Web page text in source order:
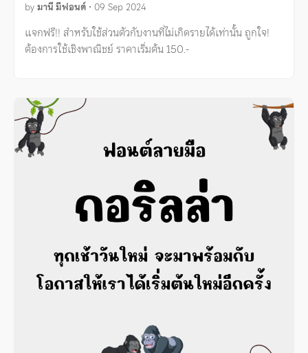
byมานี มีฟอนต์ • 09 Sep 2024
แจกฟรี!! สำหรับใช้ส่วนตัวกับงานที่ไม่เกิดรายได้เท่านั้น ถูกใจ!
ต้องการใช้เชิงพาณิชย์ ราคาเริ่มต้น 150.-